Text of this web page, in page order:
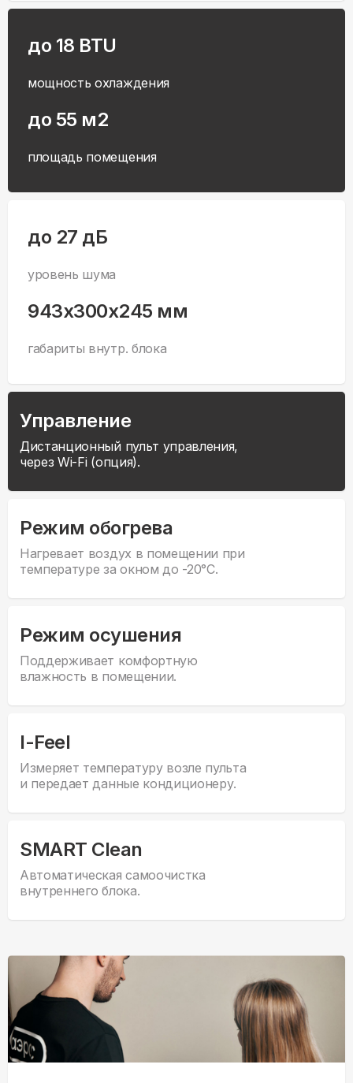
до 18 BTU
мощность охлаждения
до 55 м2
площадь помещения
до 27 дБ
уровень шума
943x300x245 мм
габариты внутр. блока
Управление
Дистанционный пульт управления,
через Wi-Fi (опция).
Режим обогрева
Нагревает воздух в помещении при
температуре за окном до -20°С.
Режим осушения
Поддерживает комфортную
влажность в помещении.
I-Feel
Измеряет температуру возле пульта
и передает данные кондиционеру.
SMART Clean
Автоматическая самоочистка
внутреннего блока.